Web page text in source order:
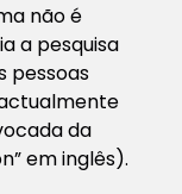
não é
a pesquisa
pessoas
da
em inglês).